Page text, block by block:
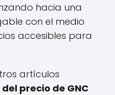
hacia una
con el medio
accesibles para
artículos
precio de GNC